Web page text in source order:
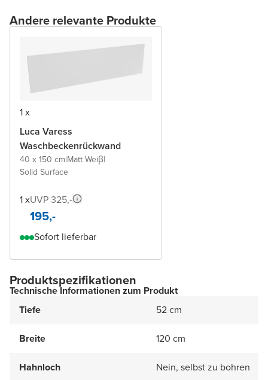
Andere relevante Produkte
1 x
Luca Varess
Waschbeckenrückwand
40 x 150 cm|Matt Weiβ|
Solid Surface
1 xUVP 325,-
195,-
Sofort lieferbar
Produktspezifikationen
Technische Informationen zum Produkt
Tiefe
52 cm
Breite 120 cm
Hahnloch Nein, selbst zu bohren